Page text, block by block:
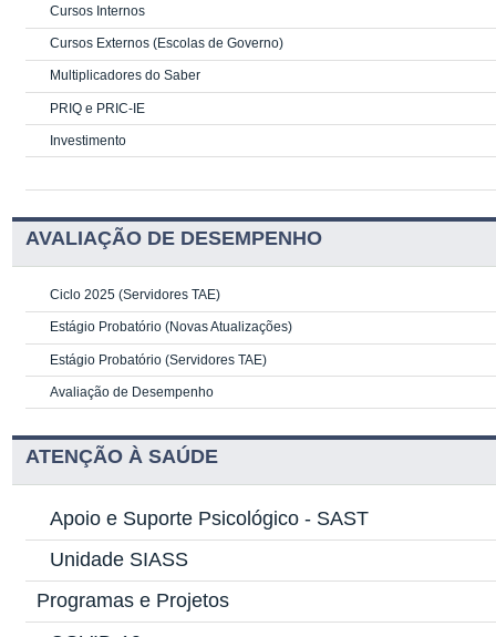
Cursos Internos
Cursos Externos (Escolas de Governo)
Multiplicadores do Saber
PRIQ e PRIC-IE
Investimento
AVALIAÇÃO DE DESEMPENHO
Ciclo 2025 (Servidores TAE)
Estágio Probatório (Novas Atualizações)
Estágio Probatório (Servidores TAE)
Avaliação de Desempenho
ATENÇÃO À SAÚDE
Apoio e Suporte Psicológico - SAST
Unidade SIASS
Programas e Projetos